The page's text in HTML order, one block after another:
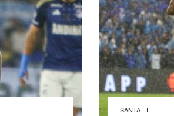
SANTA FE